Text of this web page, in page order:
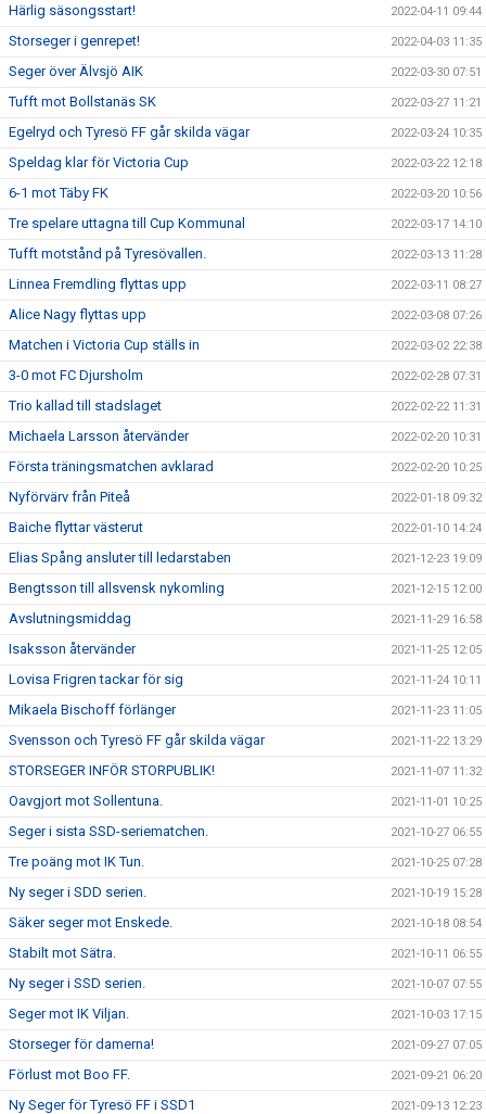
Härlig säsongsstart! 2022-04-11 09:44
Storseger i genrepet! 2022-04-03 11:35
Seger över Älvsjö AIK 2022-03-30 07:51
Tufft mot Bollstanäs SK 2022-03-27 11:21
Egelryd och Tyresö FF går skilda vägar 2022-03-24 10:35
Speldag klar för Victoria Cup 2022-03-22 12:18
6-1 mot Täby FK 2022-03-20 10:56
Tre spelare uttagna till Cup Kommunal 2022-03-17 14:10
Tufft motstånd på Tyresövallen. 2022-03-13 11:28
Linnea Fremdling flyttas upp 2022-03-11 08:27
Alice Nagy flyttas upp 2022-03-08 07:26
Matchen i Victoria Cup ställs in 2022-03-02 22:38
3-0 mot FC Djursholm 2022-02-28 07:31
Trio kallad till stadslaget 2022-02-22 11:31
Michaela Larsson återvänder 2022-02-20 10:31
Första träningsmatchen avklarad 2022-02-20 10:25
Nyförvärv från Piteå 2022-01-18 09:32
Baiche flyttar västerut 2022-01-10 14:24
Elias Spång ansluter till ledarstaben 2021-12-23 19:09
Bengtsson till allsvensk nykomling 2021-12-15 12:00
Avslutningsmiddag 2021-11-29 16:58
Isaksson återvänder 2021-11-25 12:05
Lovisa Frigren tackar för sig 2021-11-24 10:11
Mikaela Bischoff förlänger 2021-11-23 11:05
Svensson och Tyresö FF går skilda vägar 2021-11-22 13:29
STORSEGER INFÖR STORPUBLIK! 2021-11-07 11:32
Oavgjort mot Sollentuna. 2021-11-01 10:25
Seger i sista SSD-seriematchen. 2021-10-27 06:55
Tre poäng mot IK Tun. 2021-10-25 07:28
Ny seger i SDD serien. 2021-10-19 15:28
Säker seger mot Enskede. 2021-10-18 08:54
Stabilt mot Sätra. 2021-10-11 06:55
Ny seger i SSD serien. 2021-10-07 07:55
Seger mot IK Viljan. 2021-10-03 17:15
Storseger för damerna! 2021-09-27 07:05
Förlust mot Boo FF. 2021-09-21 06:20
Ny Seger för Tyresö FF i SSD1 2021-09-13 12:23